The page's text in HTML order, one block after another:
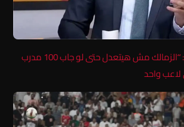
هيثم فاروق يفجرها: “الزمالك مش هيتعدل حتى لو جاب 100 مدرب
واحد